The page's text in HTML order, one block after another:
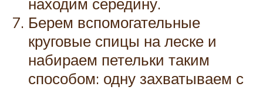
Берем вспомогательные
круговые спицы на леске и
набираем петельки таким
способом: одну захватываем с